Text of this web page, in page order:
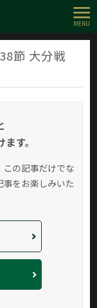
MENU
節 大分戦
す。
この記事だけでな
事をお楽しみいた